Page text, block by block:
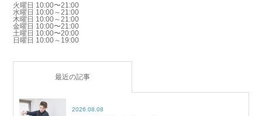
火曜日 10:00〜21:00
水曜日 10:00～21:00
木曜日 10:00～21:00
金曜日 10:00〜21:00
土曜日 10:00〜20:00
日曜日 10:00～19:00
最近の記事
2026.08.08